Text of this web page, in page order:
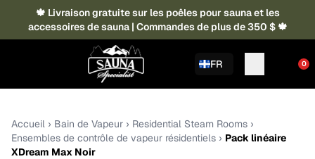
🍁 Livraison gratuite sur les poêles pour sauna et les
accessoires de sauna | Commandes de plus de 350 $ 🍁
FR 0
Accueil › Bain de Vapeur › Residential Steam Rooms ›
Ensembles de contrôle de vapeur résidentiels › Pack linéaire
XDream Max Noir